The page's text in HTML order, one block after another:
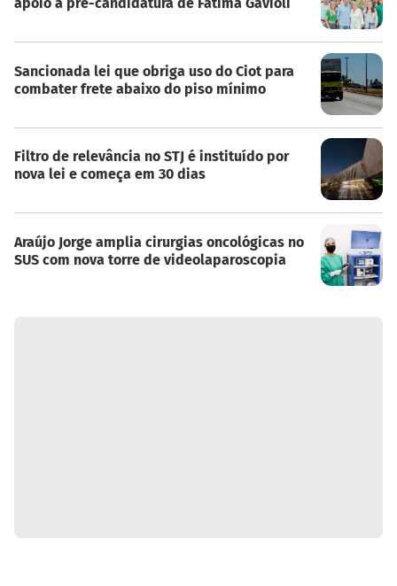
Sancionada lei que obriga uso do Ciot para
combater frete abaixo do piso mínimo
Filtro de relevância no STJ é instituído por
nova lei e começa em 30 dias
Araújo Jorge amplia cirurgias oncológicas no
SUS com nova torre de videolaparoscopia